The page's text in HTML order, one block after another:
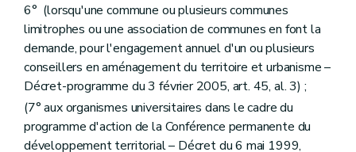
Art. 282
Art. 283
Art. 283/1
Art. 283/2
Art. 283/3
Art. 283/4
Chapitre VIter
De l'évaluation des incidences des plans et programmes dans un contexte transfrontière – AGW du 28 juin 2012, art. 2)
Art. 283/5
Chapitre VII De la composition du dossier de demande de permis d'urbanisme visé au Livre I
6° (lorsqu'une commune ou plusieurs communes
limitrophes ou une association de communes en font la
demande, pour l'engagement annuel d'un ou plusieurs
conseillers en aménagement du territoire et urbanisme –
Décret-programme du 3 février 2005, art. 45, al. 3) ;
(7° aux organismes universitaires dans le cadre du
programme d'action de la Conférence permanente du
développement territorial – Décret du 6 mai 1999,